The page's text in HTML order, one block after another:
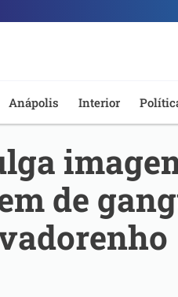
Anápolis Interior
de